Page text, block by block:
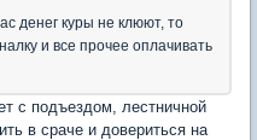
денег куры не клюют, то
и все прочее оплачивать
с подъездом, лестничной
в сраче и довериться на